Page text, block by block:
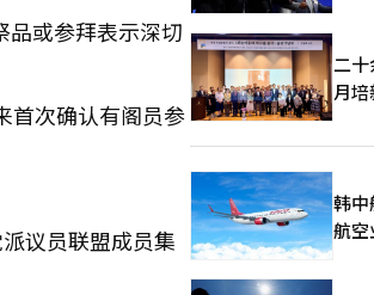
或参拜表示深切
首次确认有阁员参
议员联盟成员集
二
月
版
韩中
航